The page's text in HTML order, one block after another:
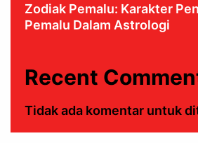
Zodiak Pemalu: Karakter
Pemalu Dalam Astrologi
Recent
Tidak ada komentar untuk